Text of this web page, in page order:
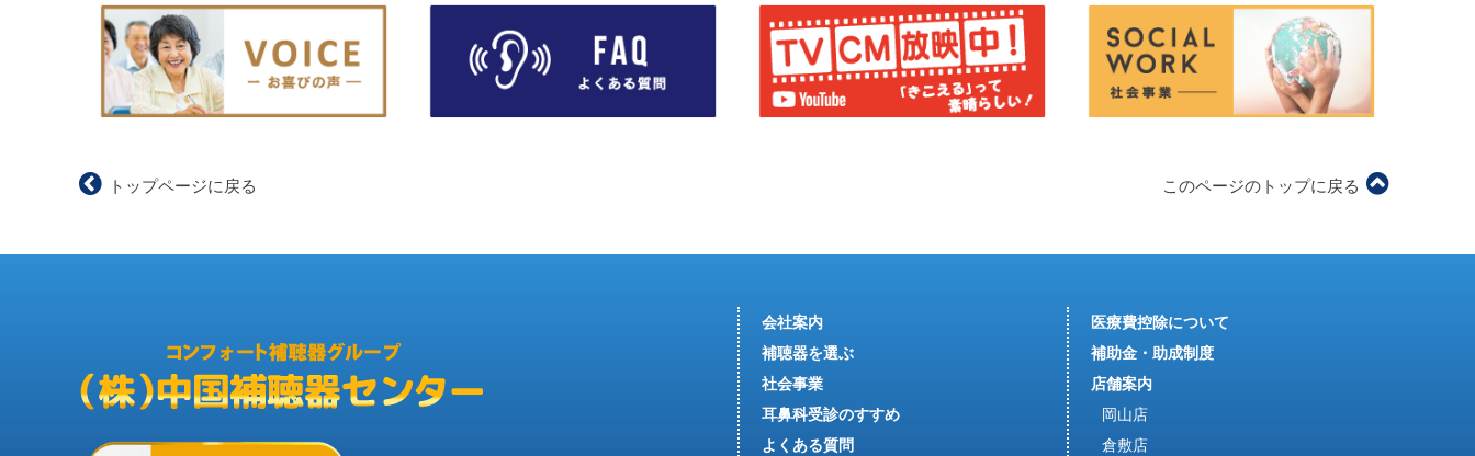
トップページに戻る このページのトップに戻る
会社案内
補聴器を選ぶ
社会事業
耳鼻科受診のすすめ
よくある質問
医療費控除について
補助金・助成制度
店舗案内
岡山店
倉敷店